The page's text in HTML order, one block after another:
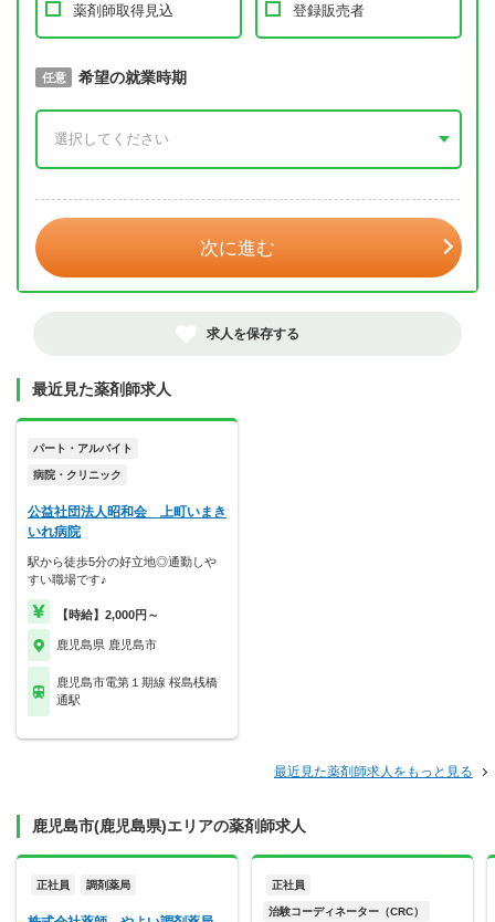
薬剤師取得見込 登録販売者
必須 取得予定年
任意 希望の就業時期
次に進む
求人を保存する
最近見た薬剤師求人
パート・アルバイト
病院・クリニック
公益社団法人昭和会 上町いまき
いれ病院
駅から徒歩5分の好立地◎通勤しや
すい職場です♪
【時給】2,000円～
鹿児島県 鹿児島市
鹿児島市電第１期線 桜島桟橋
通駅
最近見た薬剤師求人をもっと見る
鹿児島市(鹿児島県)エリアの薬剤師求人
正社員 調剤薬局 正社員
治験コーディネーター（CRC）